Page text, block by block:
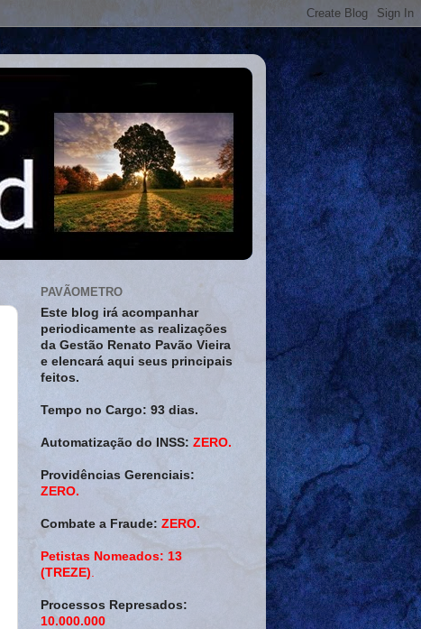
PAVÃOMETRO
Este blog irá acompanhar
periodicamente as realizações
da Gestão Renato Pavão Vieira
e elencará aqui seus principais
feitos.
Tempo no Cargo: 93 dias.
Automatização do INSS: ZERO.
Providências Gerenciais:
ZERO.
Combate a Fraude: ZERO.
Petistas Nomeados: 13
(TREZE)
Processos Represados:
10.000.000